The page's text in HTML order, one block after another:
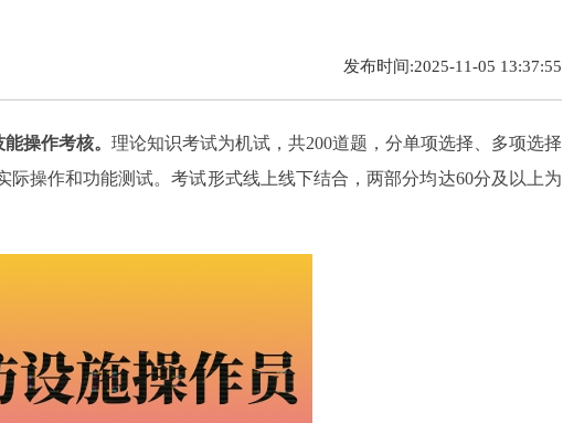
发布时间:2025-11-05 13:37:55
操作考核。 理论知识考试为机试，共200道题，分单项选择、多项选择
操作和功能测试。考试形式线上线下结合，两部分均达60分及以上为